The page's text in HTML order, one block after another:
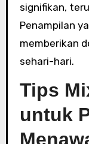
signifikan,
Penampilan
memberikan
sehari-hari.
Tips
untuk